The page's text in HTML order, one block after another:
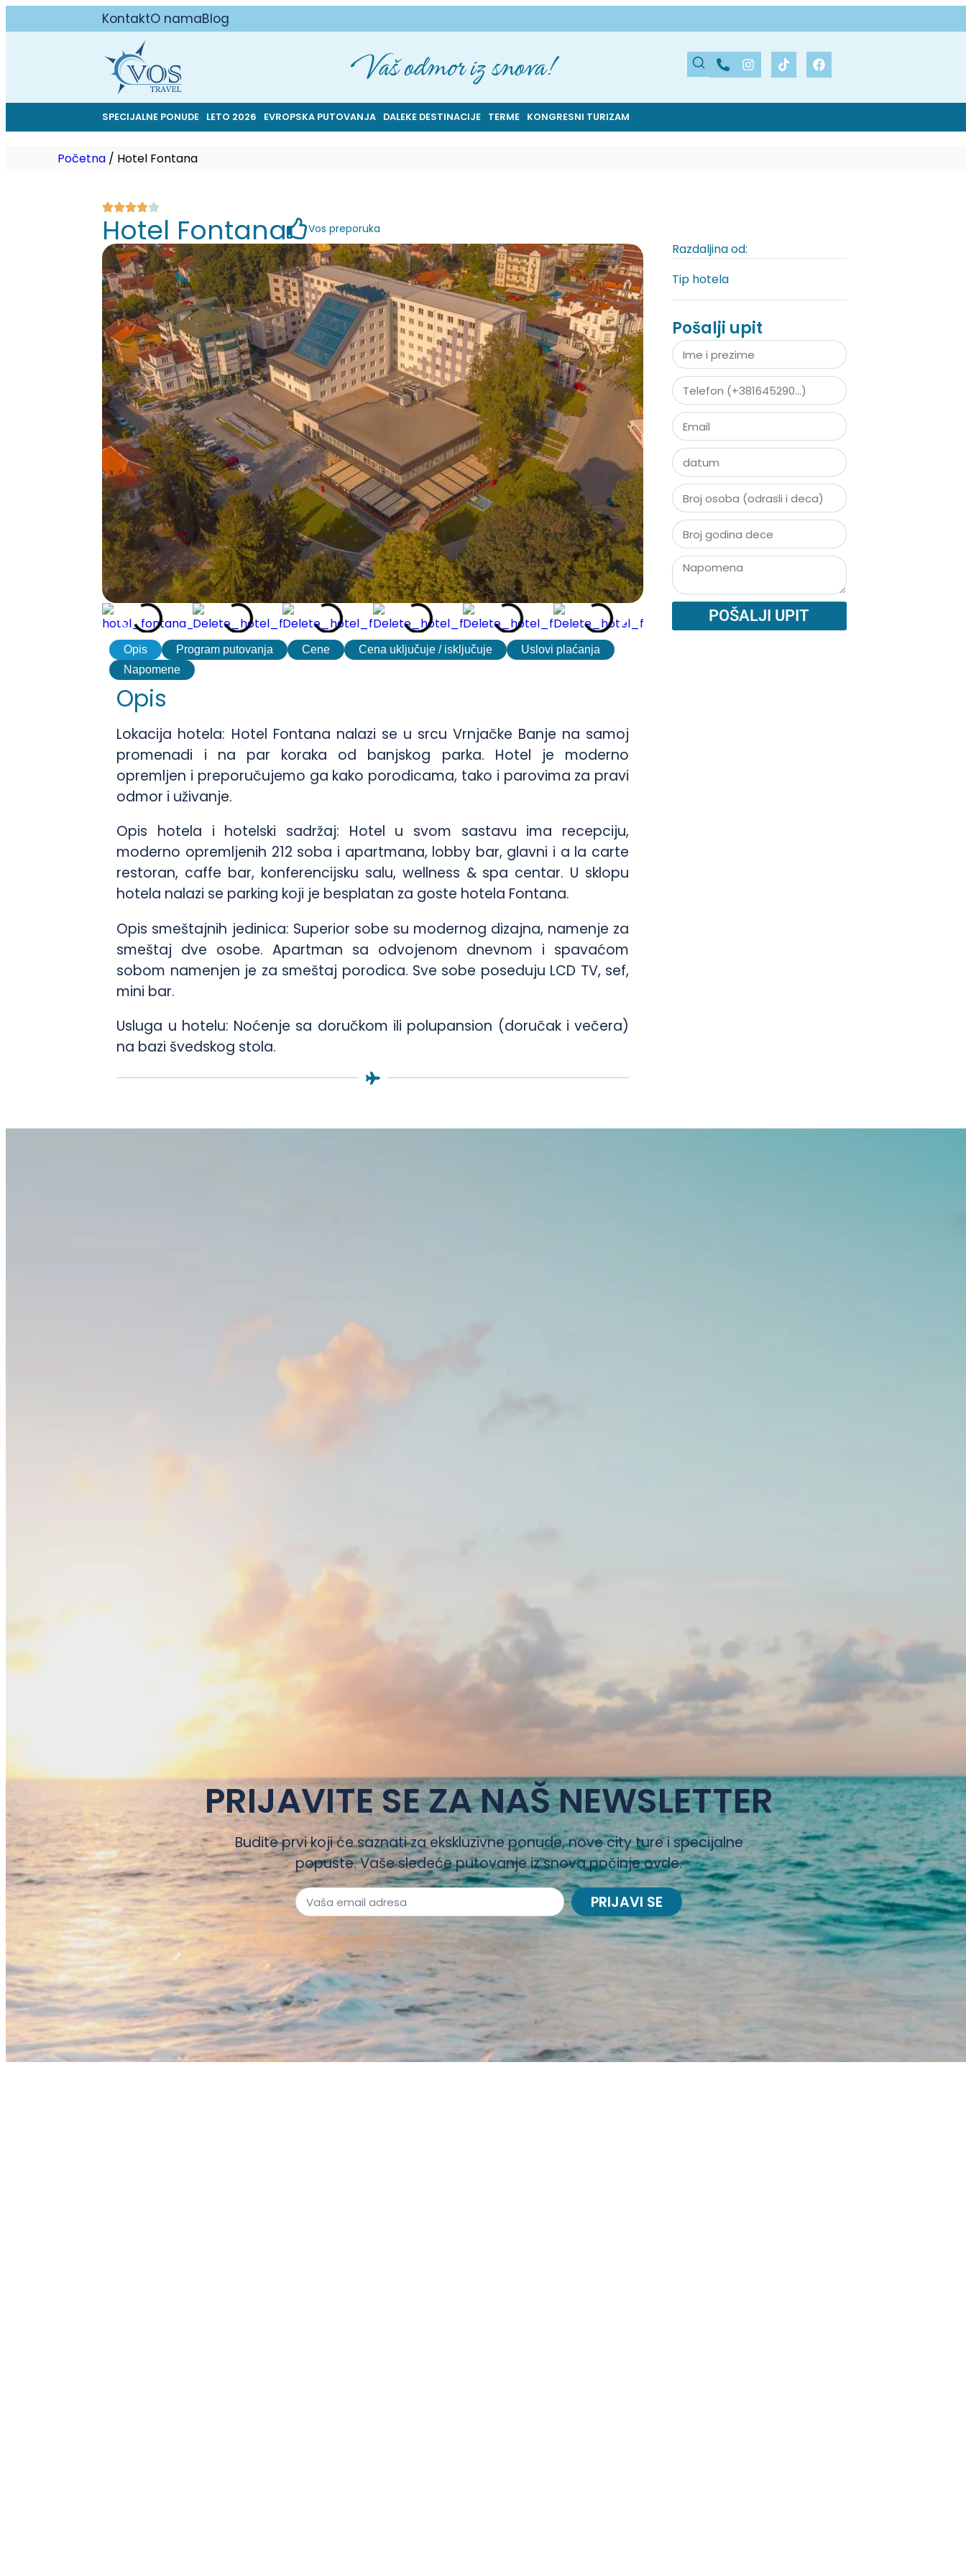
KontaktO namaBlog
Vaš odmor iz snova!
SPECIJALNE PONUDE LETO 2026 EVROPSKA PUTOVANJA DALEKE DESTINACIJE TERME KONGRESNI TURIZAM
Početna / Hotel Fontana
Hotel Fontana Vos preporuka
Opis Program putovanja Cene Cena uključuje / isključuje
Uslovi plaćanja
Napomene
Opis
Lokacija hotela: Hotel Fontana nalazi se u srcu Vrnjačke Banje na samoj
promenadi i na par koraka od banjskog parka. Hotel je moderno
opremljen i preporučujemo ga kako porodicama, tako i parovima za pravi
odmor i uživanje.
Opis hotela i hotelski sadržaj: Hotel u svom sastavu ima recepciju,
moderno opremljenih 212 soba i apartmana, lobby bar, glavni i a la carte
restoran, caffe bar, konferencijsku salu, wellness & spa centar. U sklopu
hotela nalazi se parking koji je besplatan za goste hotela Fontana.
Opis smeštajnih jedinica: Superior sobe su modernog dizajna, namenje za
smeštaj dve osobe. Apartman sa odvojenom dnevnom i spavaćom
sobom namenjen je za smeštaj porodica. Sve sobe poseduju LCD TV, sef,
mini bar.
Usluga u hotelu: Noćenje sa doručkom ili polupansion (doručak i večera)
na bazi švedskog stola.
Razdaljina od:
Tip hotela
Pošalji upit
POŠALJI UPIT
PRIJAVITE SE ZA NAŠ NEWSLETTER
Budite prvi koji će saznati za ekskluzivne ponude, nove city ture i specijalne
popuste. Vaše sledeće putovanje iz snova počinje ovde.
PRIJAVI SE